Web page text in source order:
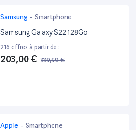
Samsung - Smartphone
Samsung Galaxy S22 128Go
216 offres à partir de :
203,00 € 339,99 €
Apple - Smartphone